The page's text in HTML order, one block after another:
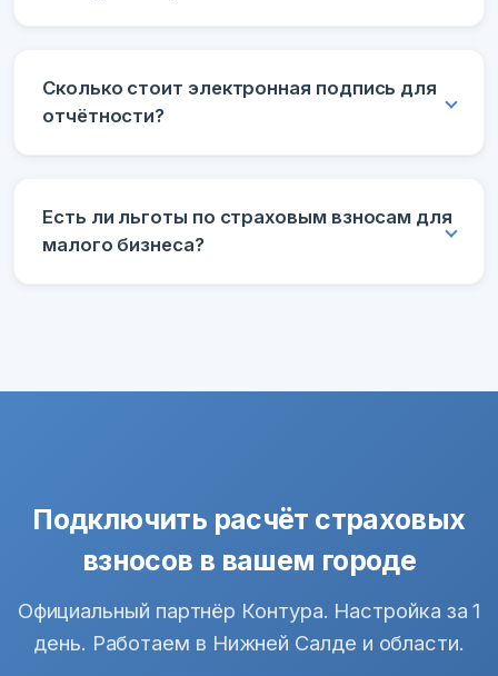
Сколько стоит электронная подпись для
отчётности?
Есть ли льготы по страховым взносам для
малого бизнеса?
Подключить расчёт страховых
взносов в вашем городе
Официальный партнёр Контура. Настройка за 1
день. Работаем в Нижней Салде и области.